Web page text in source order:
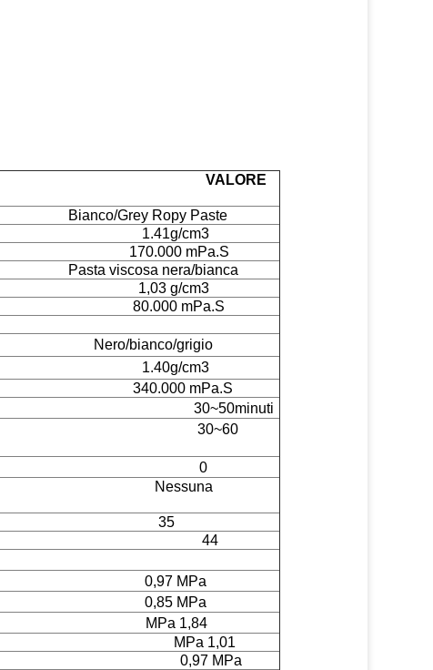
PROVA VALORE
Bianco/Grey Ropy Paste
1.41g/cm3
170.000 mPa.S
Pasta viscosa nera/bianca
1,03 g/cm3
80.000 mPa.S
Nero/bianco/grigio
1.40g/cm3
340.000 mPa.S
(23℃.50%) 30~50minuti
(23℃, 50%) 30~60
(50℃) 0
Nessuna
35
A-14 44
0,97 MPa
0,85 MPa
MPa 1,84
calda
MPa 1,01
Acqua UV 0,97 MPa